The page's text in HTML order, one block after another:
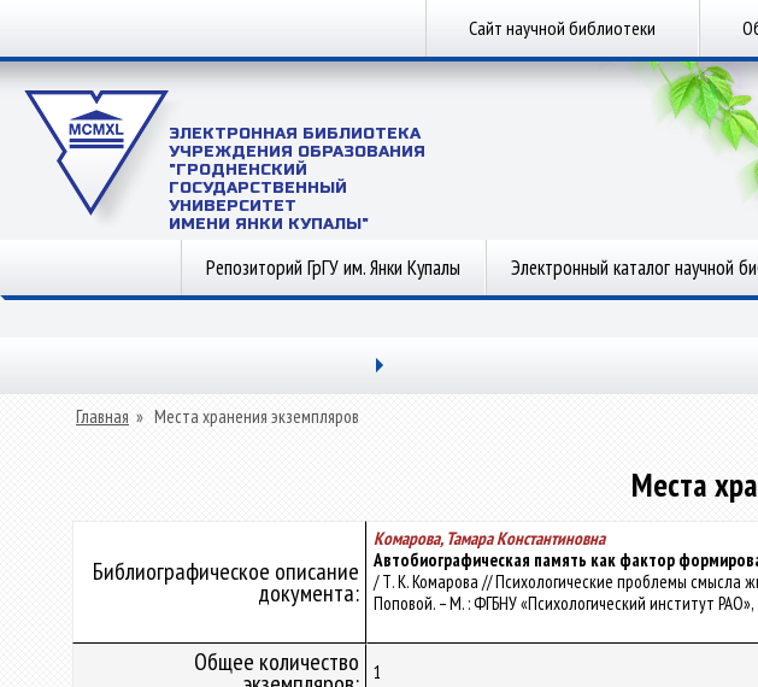
Сайт научной библиотеки
ЭЛЕКТРОННАЯ БИБЛИОТЕКА
УЧРЕЖДЕНИЯ ОБРАЗОВАНИЯ
"ГРОДНЕНСКИЙ
ГОСУДАРСТВЕННЫЙ
УНИВЕРСИТЕТ
ИМЕНИ ЯНКИ КУПАЛЫ"
Репозиторий ГрГУ им. Янки Купалы Электронный каталог научной
Главная » Места хранения экземпляров
Места
Библиографическое описание
документа:
Комарова, Тамара Константиновна
Автобиографическая память как фактор
/ Т. К. Комарова // Психологические проблемы смысла
Поповой. – М. : ФГБНУ «Психологический институт
Общее количество 1